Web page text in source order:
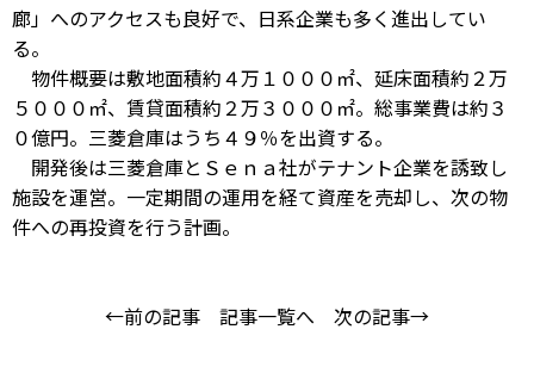
廊」へのアクセスも良好で、日系企業も多く進出してい
る。
物件概要は敷地面積約４万１０００㎡、延床面積約２万
５０００㎡、賃貸面積約２万３０００㎡。総事業費は約３
０億円。三菱倉庫はうち４９％を出資する。
開発後は三菱倉庫とＳｅｎａ社がテナント企業を誘致し
施設を運営。一定期間の運用を経て資産を売却し、次の物
件への再投資を行う計画。
←前の記事 記事一覧へ 次の記事→